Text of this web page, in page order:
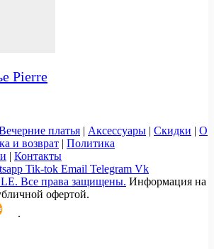
Pierre
платья | Аксессуары | Скидки | О
и возврат | Политика
| Контакты
Tik-tok Email Telegram Vk
Все права защищены. Информация на
офертой.
.